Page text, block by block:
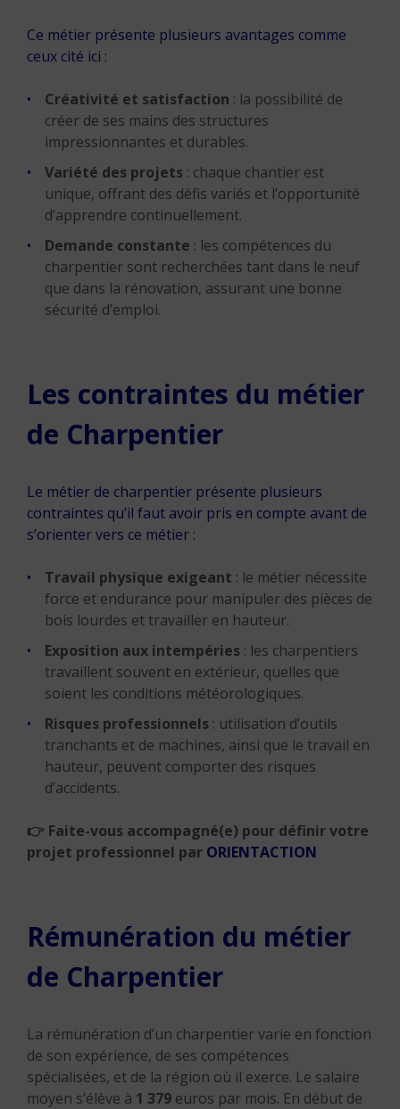
Ce métier présente plusieurs avantages comme
ceux cité ici :
Créativité et satisfaction : la possibilité de
créer de ses mains des structures
impressionnantes et durables.
Variété des projets : chaque chantier est
unique, offrant des défis variés et l’opportunité
d’apprendre continuellement.
Demande constante : les compétences du
charpentier sont recherchées tant dans le neuf
que dans la rénovation, assurant une bonne
sécurité d’emploi.
Les contraintes du métier
de Charpentier
Le métier de charpentier présente plusieurs
contraintes qu’il faut avoir pris en compte avant de
s’orienter vers ce métier :
Travail physique exigeant : le métier nécessite
force et endurance pour manipuler des pièces de
bois lourdes et travailler en hauteur.
Exposition aux intempéries : les charpentiers
travaillent souvent en extérieur, quelles que
soient les conditions météorologiques.
Risques professionnels : utilisation d’outils
tranchants et de machines, ainsi que le travail en
hauteur, peuvent comporter des risques
d’accidents.
👉 Faite-vous accompagné(e) pour définir votre
projet professionnel par ORIENTACTION
Rémunération du métier
de Charpentier
La rémunération d’un charpentier varie en fonction
de son expérience, de ses compétences
spécialisées, et de la région où il exerce. Le salaire
moyen s’élève à 1 379 euros par mois. En début de